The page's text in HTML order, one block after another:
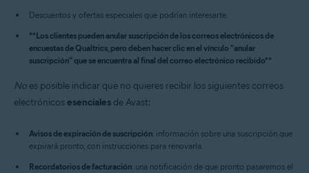
Descuentos y ofertas especiales que podrían interesarte.
**Los clientes pueden anular suscripción de los correos electrónicos de
encuestas de Qualtrics, pero deben hacer clic en el vínculo "anular
suscripción" que se encuentra al final del correo electrónico recibido**
No es posible indicar que no quieres recibir los siguientes correos
electrónicosesenciales de Avast:
Avisos de expiración de suscripción: información sobre una suscripción que
expirará pronto, con instrucciones para renovarla.
Recordatorios de facturación: una notificación de que pronto pasaremos el